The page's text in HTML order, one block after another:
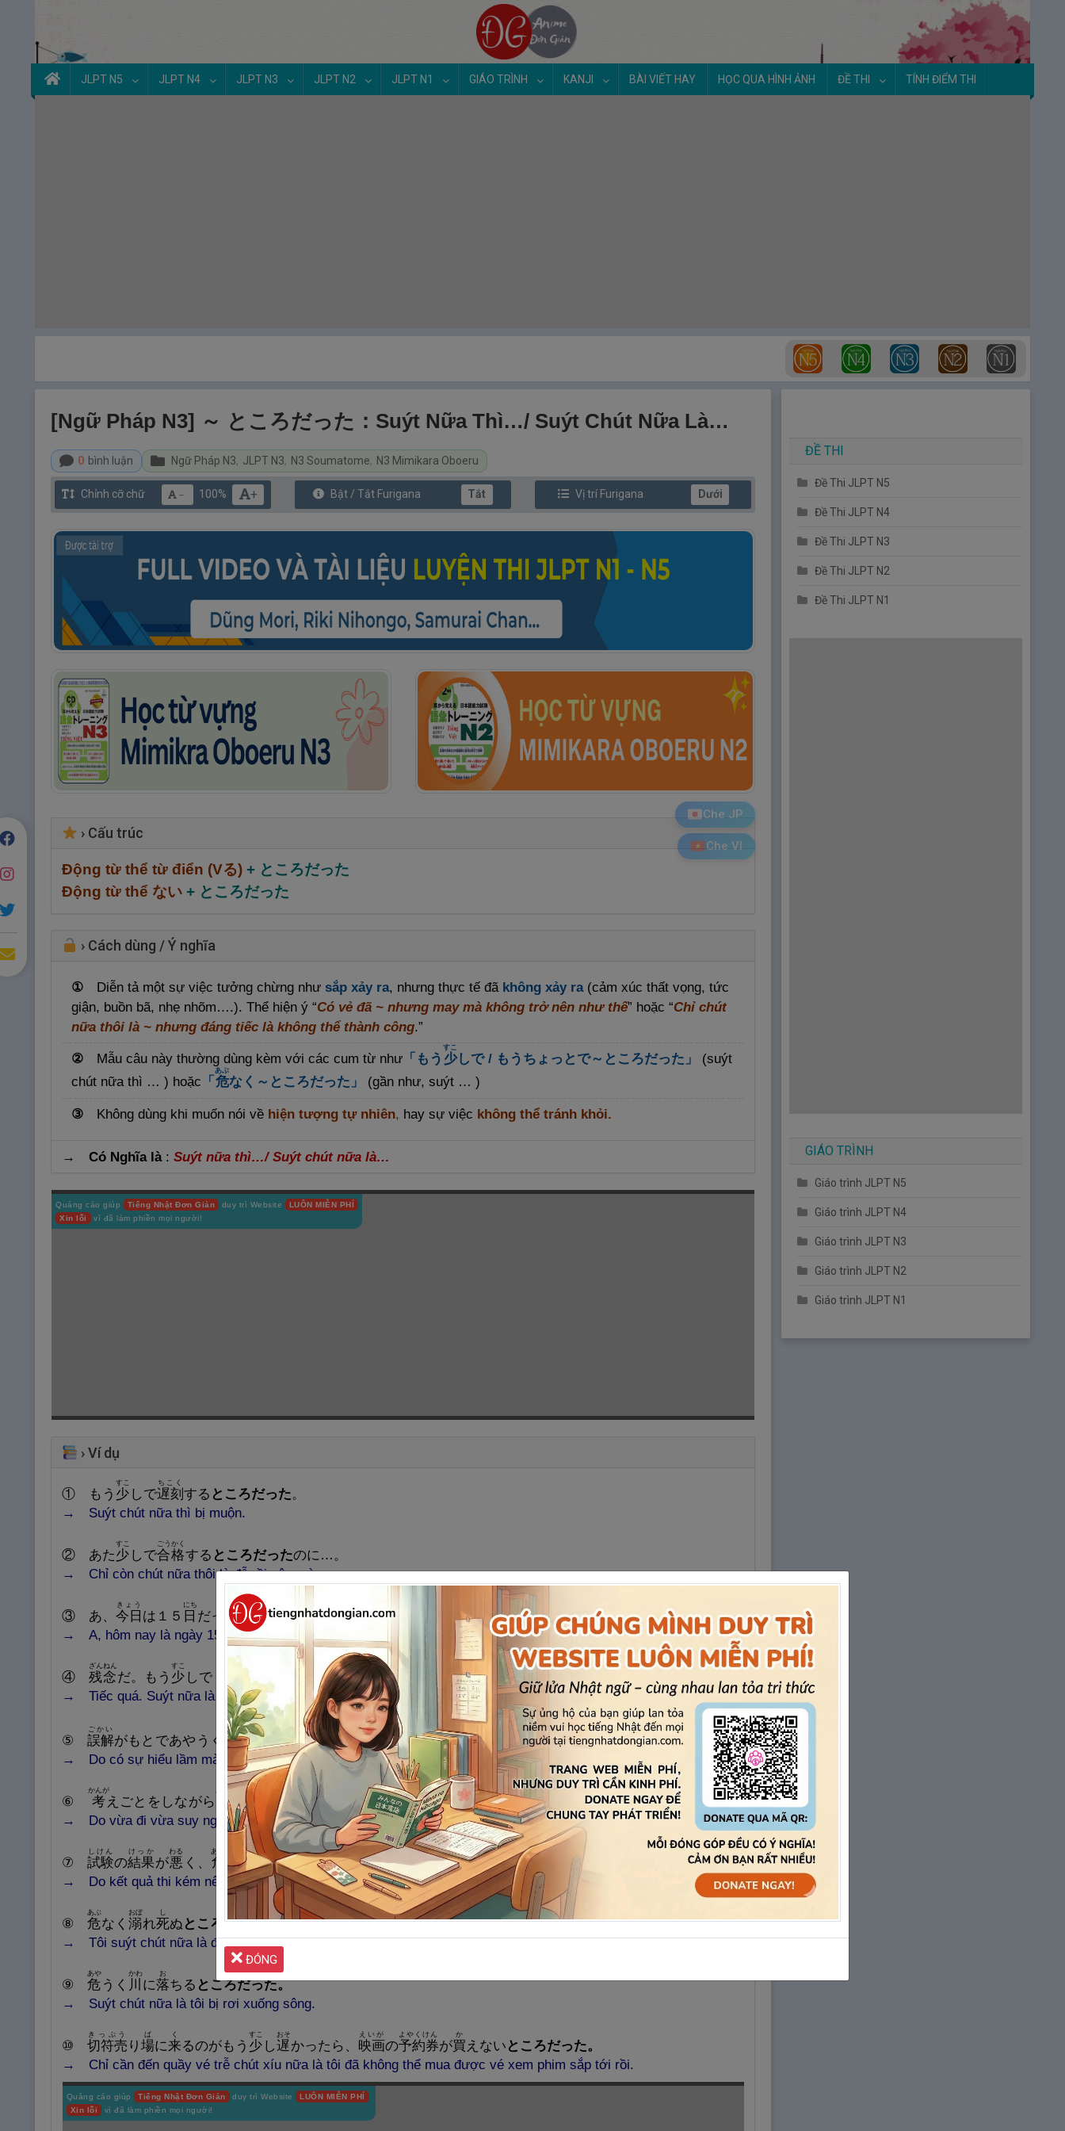
JLPT N5 JLPT N4 JLPT N3 JLPT N2 JLPT N1 GIÁO TRÌNH KANJI BÀI VIẾT HAY HỌC QUA HÌNH ẢNH ĐỀ THI TÍNH ĐIỂM THI
[Ngữ Pháp N3] ～ ところだった：Suýt Nữa Thì…/ Suýt Chút Nữa Là…
0 bình luận Ngữ Pháp N3, JLPT N3, N3 Soumatome, N3 Mimikara Oboeru
Chỉnh cỡ chữ － 100% + Bật / Tắt Furigana Tắt Vị trí Furigana Dưới
Che JP
› Cấu trúc
Động từ thể từ điển (Vる) + ところだった
Động từ thể ない + ところだった
› Cách dùng / Ý nghĩa
① Diễn tả một sự việc tưởng chừng như sắp xảy ra, nhưng thực tế đã không xảy ra (cảm xúc thất vọng, tức
giận, buồn bã, nhẹ nhõm….). Thể hiện ý “Có vẻ đã ~ nhưng may mà không trở nên như thế” hoặc “Chỉ chút
nữa thôi là ~ nhưng đáng tiếc là không thể thành công.”
② Mẫu câu này thường dùng kèm với các cum từ như 「もう 少
すこ
しで / もうちょっとで～ところだった」
(suýt
chút nữa thì … ) hoặc 「 危
あぶ
なく～ところだった」 (gần như, suýt … )
③ Không dùng khi muốn nói về hiện tượng tự nhiên, hay sự việc không thể tránh khỏi.
→ Có Nghĩa là: Suýt nữa thì…/ Suýt chút nữa là…
Quảng cáo giúp Tiếng Nhật Đơn Giản duy trì Website
LUÔN MIỄN PHÍ
Xin lỗi
vì đã làm phiền mọi người!
›Ví dụ
① もう 少
すこ
しで遅刻
ちこく
する ところだった。
→ Suýt chút nữa thì bị muộn.
② あた少
すこ
しで合格
ごうかく
する ところだったのに…。
→ Chỉ còn chút nữa thôi là đỗ rồi vậy mà …
③ あ、 今 日
きょう
は１５ 日
にち
だった。うっかり約
Nghĩa: Điều ước, lời hứa, ước
束
Nghĩa: Buộc, bó lại
を忘れるところだった。
→ A, hôm nay là ngày 15 à. Suýt nữa tôi quên khuấy mất cuộc hẹn.
④ 残念
ざんねん
だ。もう 少
すこ
しで １００点 ところだったのに、９７点だった。
→ Tiếc quá. Suýt nữa là được 100 điểm rồi mà, chỉ được 97 điểm.
⑤ 誤
lầm
解
quyết
ごかい
がもとであやうく 大切
たいせつ
な 親
Nghĩa: Người thân, cha mẹ, bố
mẹ, song thân
友を失
うしな
うところだった。
→ Do có sự hiểu lầm mà suýt chút nữa là tôi đã mất đi người bạn thân rất quan trọng của mình.
⑥ 考
かんが
えごとをしながら 歩
ある
いていたので、もう少
すこ
しで横道
よこみち
から 出
で
て来
き
た自転
vòng
車
じてんしゃ
にぶつかるところだった 。
→ Do vừa đi vừa suy nghĩ nênsuýt chút nữa làtôi đã tông vào chiếc xe đạp đang chạy đến từ bên hông.
⑦ 試験
しけん
の結果
けっか
が悪
わる
く、 危
あぶ
なく 留年
りゅうねん
になるところだったが、再試験
Nghĩa: Thí nghiệm, kinh
nghiệm
さいしけん
を受
う
けることでようやく
よねんせい
になれた。
→ Do kết quả thi kém nên tôisuýt bịlưu ban nhưng cuối cùng tôi cũng đã lên năm 4 sau khi thi lại.
⑧ 危
あぶ
なく 溺
おぼ
れ死
し
ぬ ところだった。
→ Tôi suýt chút nữalà đã bị chết đuối.
⑨ 危
あや
うく 川
かわ
に落
お
ちる ところだった。
→ Suýt chút nữa là tôi bị rơi xuống sông.
⑩ 切符売
きっぷう
り 場
ば
に来
く
るのがもう 少
すこ
し遅
Nghĩa: Chậm trễ, chậm chạp,
quá hạn
おそ
かったら、 映画
えいが
の予約券
よやくけん
が買
か
えない ところだった。
→ Chỉ cần đến quầy vé trễ chút xíu nữa là tôi đã không thể mua được vé xem phim sắp tới rồi.
Quảng cáo giúp Tiếng Nhật Đơn Giản duy trì Website
LUÔN MIỄN PHÍ
Xin lỗi
vì đã làm phiền mọi người!
Che VI
ĐỀ THI
Đề Thi JLPT N5
Đề Thi JLPT N4
Đề Thi JLPT N3
Đề Thi JLPT N2
Đề Thi JLPT N1
GIÁO TRÌNH
Giáo trình JLPT N5
Giáo trình JLPT N4
Giáo trình JLPT N3
Giáo trình JLPT N2
Giáo trình JLPT N1
ĐÓNG